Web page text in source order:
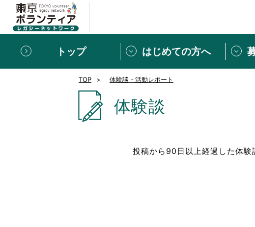
トップ はじめての方へ
新規登録
東京ボランティアレガシーネッ
募集情報
[個人] 体験談
ボランティアの広場
新着記事一覧
TOP 体験談・活動レポート
体験談
投稿から90日以上経過した体験